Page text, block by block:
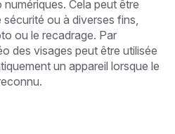
Cela peut être
ou à diverses fins,
ou le recadrage. Par
des visages peut être utilisée
un appareil lorsque le